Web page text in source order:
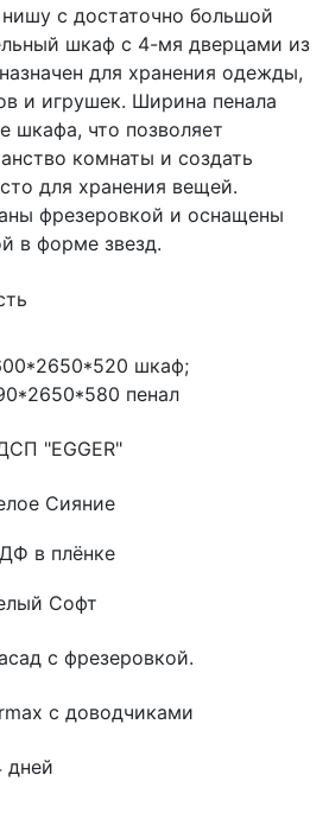
с достаточно большой
шкаф с 4-мя дверцами из
для хранения одежды,
и игрушек. Ширина пенала
шкафа, что позволяет
комнаты и создать
для хранения вещей.
фрезеровкой и оснащены
в форме звезд.
шкаф;
пенал
"EGGER"
Сияние
в плёнке
Софт
с фрезеровкой.
с доводчиками
дней